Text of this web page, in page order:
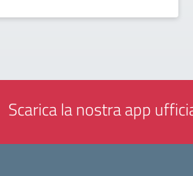
Scarica la nostra app